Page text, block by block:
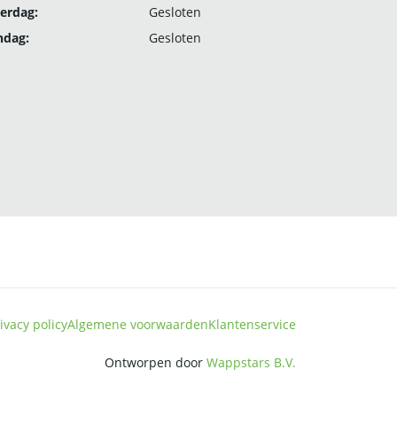
Gesloten
Gesloten
policyAlgemene voorwaardenKlantenservice
Ontworpen door Wappstars B.V.